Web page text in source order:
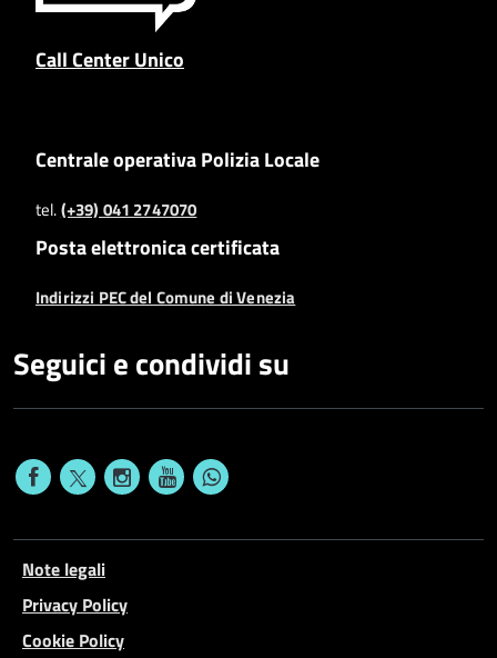
Call Center Unico
Centrale operativa Polizia Locale
tel.(+39) 041 2747070
Posta elettronica certificata
Indirizzi PEC del Comune di Venezia
Seguici e condividi su
Note legali
Privacy Policy
Cookie Policy